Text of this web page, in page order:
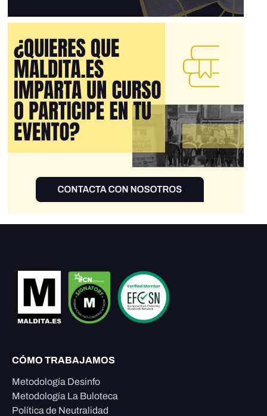
CÓMO TRABAJAMOS
Metodología Desinfo
Metodología La Buloteca
Política de Neutralidad